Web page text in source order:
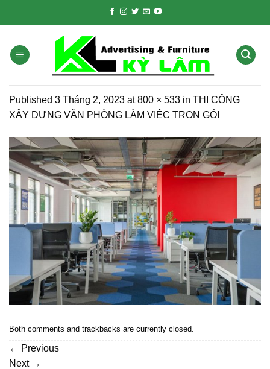
Published 3 Tháng 2, 2023 at800 × 533 in THI CÔNG
XÂY DỰNG VĂN PHÒNG LÀM VIỆC TRỌN GÓI
Both comments and trackbacks are currently closed.
← Previous
Next →